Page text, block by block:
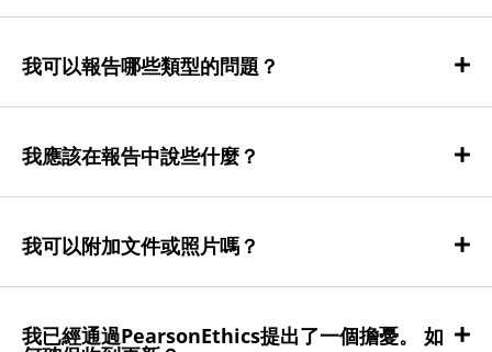
我可以報告哪些類型的問題？
我應該在報告中說些什麼？
我可以附加文件或照片嗎？
我已經通過PearsonEthics提出了一個擔憂。 如